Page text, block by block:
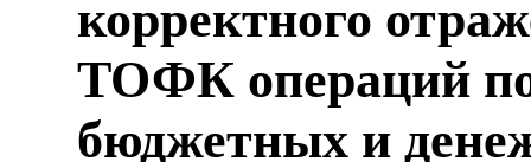
корректного
ТОФК операций
бюджетных и